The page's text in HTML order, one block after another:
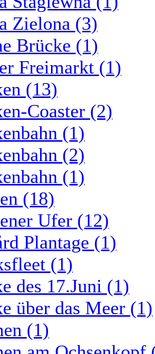
Zielona (3)
Brücke (1)
Freimarkt (1)
(13)
Coaster (2)
(1)
(2)
(1)
(18)
Ufer (12)
Plantage (1)
(1)
des 17.Juni (1)
über das Meer (1)
(1)